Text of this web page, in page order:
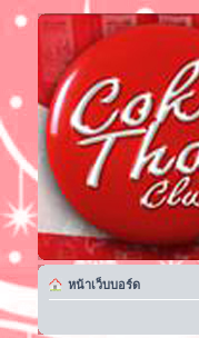
หน้าเว็บบอร์ด